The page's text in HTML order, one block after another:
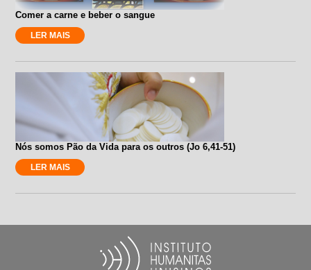
Comer a carne e beber o sangue
LER MAIS
Nós somos Pão da Vida para os outros (Jo 6,41-51)
LER MAIS